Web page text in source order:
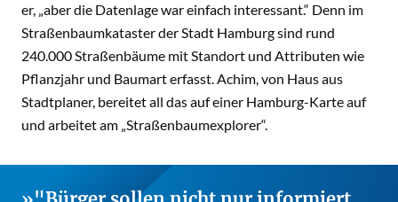
er, „aber die Datenlage war einfach interessant.“ Denn im
Straßenbaumkataster der Stadt Hamburg sind rund
240.000 Straßenbäume mit Standort und Attributen wie
Pflanzjahr und Baumart erfasst. Achim, von Haus aus
Stadtplaner, bereitet all das auf einer Hamburg-Karte auf
und arbeitet am „Straßenbaumexplorer“.